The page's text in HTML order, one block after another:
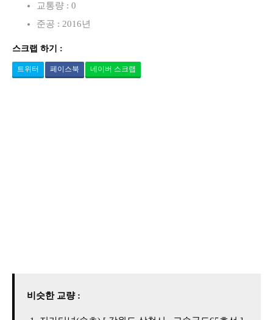
교통량 : 0
준공 : 2016년
스크랩 하기 :
트위터 페이스북 네이버 스크랩
비슷한 교량 :